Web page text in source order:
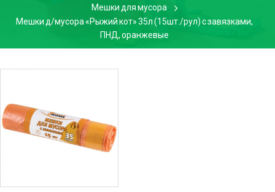
Мешки для мусора
Мешки д/мусора «Рыжий кот» 35л (15шт./рул) с завязками,
ПНД, оранжевые